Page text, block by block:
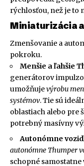
rýchlosťou, než je to
Miniaturizácia
Zmenšovanie a
pokroku.
Menšie a ľahšie
generátorov
umožňujevýrobu
systémov. Tie sú
oblastiach alebo pre
potrebný masívny
Autonómne
autonómne Thumper
schopné